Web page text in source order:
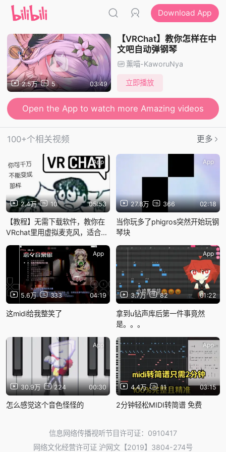
Download App
2.5万 5 03:49
【VRChat】教你怎样在中
文吧自动弹钢琴
薰喵-KaworuNya
立即播放
Open the App to watch more Amazing videos
100+个相关视频 更多
2.4万 10 05:53
App
【教程】无需下载软件，教你在
VRchat里用虚拟麦克风，适合自
27.8万 366 02:18
App
当你玩多了phigros突然开始玩钢
琴块
5.6万 333 04:19
App
这midi给我整笑了
3.7万 82 01:22
App
拿到u钻声库后第一件事竟然
是。。。
30.9万 224 00:30
App
怎么感觉这个音色怪怪的
4.4万 11 03:15
App
2分钟轻松MIDI转简谱 免费
信息网络传播视听节目许可证：0910417
网络文化经营许可证 沪网文【2019】3804-274号